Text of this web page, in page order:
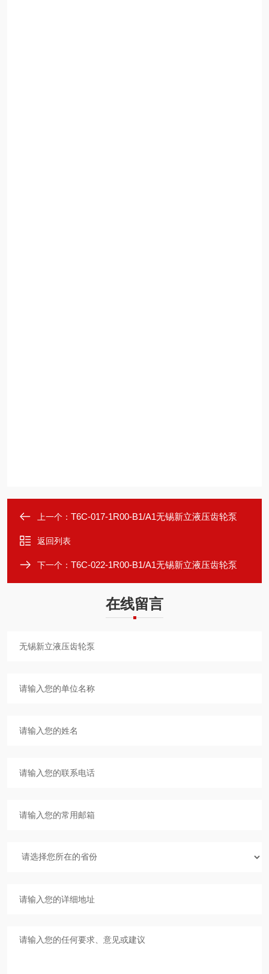
上一个： T6C-017-1R00-B1/A1无锡新立液压齿轮泵
返回列表
下一个： T6C-022-1R00-B1/A1无锡新立液压齿轮泵
在线留言